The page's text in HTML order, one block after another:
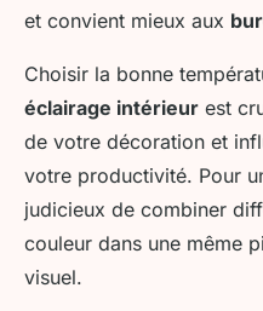
et convient mieux aux
Choisir la bonne
éclairage intérieur est
de votre décoration et
votre productivité. Pour
judicieux de combiner
couleur dans une même
visuel.